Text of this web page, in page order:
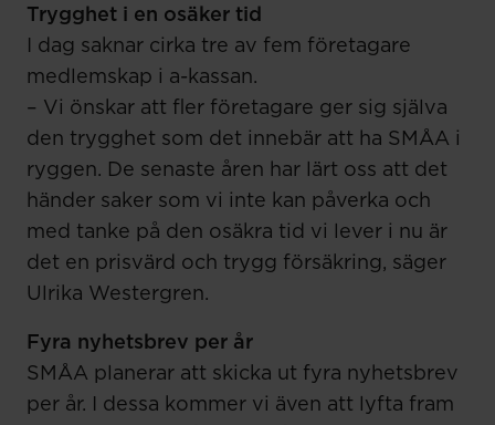
Trygghet i en osäker tid
I dag saknar cirka tre av fem företagare
medlemskap i a-kassan.
– Vi önskar att fler företagare ger sig själva
den trygghet som det innebär att ha SMÅA i
ryggen. De senaste åren har lärt oss att det
händer saker som vi inte kan påverka och
med tanke på den osäkra tid vi lever i nu är
det en prisvärd och trygg försäkring, säger
Ulrika Westergren.
Fyra nyhetsbrev per år
SMÅA planerar att skicka ut fyra nyhetsbrev
per år. I dessa kommer vi även att lyfta fram